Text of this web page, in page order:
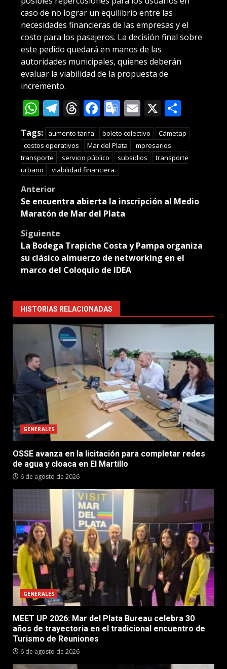
caso de no lograr un equilibrio entre las
necesidades financieras de las empresas y el
costo para los pasajeros. La decisión final sobre
este pedido quedará en manos de las
autoridades municipales, quienes deberán
evaluar la viabilidad de la propuesta de
incremento.
WhatsApp
Telegram
Threads
Facebook
Google
Translate
Email
X
Tags: aumento tarifa boleto colectivo
Cametap
costos operativos
Mar del Plata
mpresarios
transporte
servicio público subsidios
transporte
urbano
viabilidad financiera.
Post
navigation
Anterior
Se encuentra abierta la inscripción al Medio
Maratón de Mar del Plata
Siguiente
La Bodega Trapiche Costa y Pampa organiza
su clásico almuerzo de networking en el
marco del Coloquio de IDEA
HISTORIAS RELACIONADAS
GENERALES
OSSE avanza en la licitación para completar redes
de agua y cloaca en El Martillo
6 de agosto de 2026
GENERALES
MEET UP 2026: Mar del Plata Bureau celebra 30
años de trayectoria en el tradicional encuentro de
Turismo de Reuniones
6 de agosto de 2026